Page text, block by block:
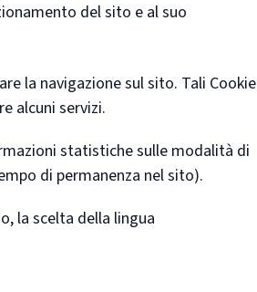
del sito e al suo
la navigazione sul sito. Tali Cookie
alcuni servizi.
statistiche sulle modalità di
di permanenza nel sito).
la scelta della lingua